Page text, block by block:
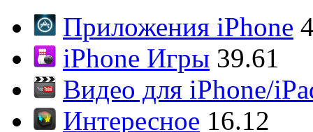
Приложения iPhone
iPhone Игры 39.61
Видео для iPhone/
Интересное 16.12